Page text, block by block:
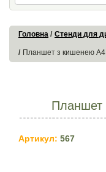
Головна Стенди для
Планшет з кишенею
Планшет
Артикул: 567